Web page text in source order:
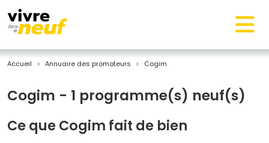
Accueil Annuaire des promoteurs Cogim
Cogim - 1 programme(s) neuf(s)
Ce que Cogim fait de bien